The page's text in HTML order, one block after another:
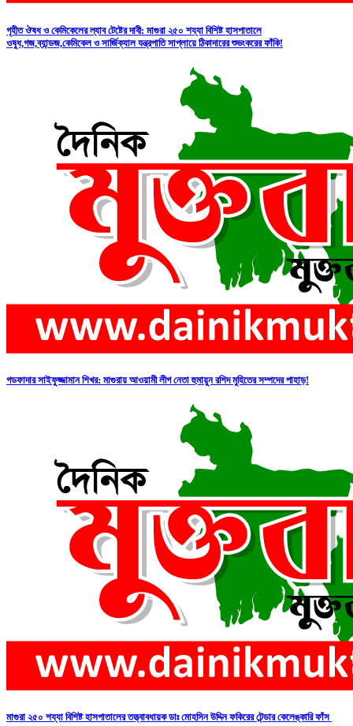
গৃহীত ঔষধ ও কেমিকেলের ল্যাব টেষ্টের দাবী: মাগুরা ২৫০ শয্যা বিশিষ্ট হাসপাতালে
ওষুধ,গজ,ব্যান্ডজ,কেমিকেল ও সার্জিক্যাল যন্ত্রপাতি সাপ্লায়ে ঠিকাদারের শুভংকরের ফাঁকি!
গডফাদার সাইফুজ্জামান শিখর: মাগুরায় আওয়ামী লীগ নেতা হুমায়ুন রশিদ মুহিতের সম্পদের পাহাড়!
মাগুরা ২৫০ শয্যা বিশিষ্ট হাসপাতালের তত্ত্বাবধায়ক ডাঃ মোহসিন উদ্দিন ফকিরের টেন্ডার কেলেঙ্কারি ফাঁস